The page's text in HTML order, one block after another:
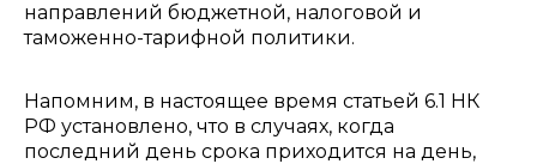
направлений бюджетной, налоговой и
таможенно-тарифной политики.
Напомним, в настоящее время статьей 6.1 НК
РФ установлено, что в случаях, когда
последний день срока приходится на день,